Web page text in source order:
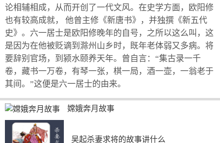
论相辅相成，从而开创了一代文风。在史学方面，欧阳修
也有较高成就， 他曾主修《新唐书》，并独撰《新五代
史》。六一居士是欧阳修晚年的自号，之所以这么叫，这
是因为在他被贬谪到滁州山乡时，既年老体弱又多病。将
要辞别官场，到颍水颐养天年。曾自言：“集古录一千
卷，藏书一万卷，有琴一张，棋一局，酒一壶，一翁老于
其间。”这便是六一居士的由来。
嫦娥奔月故事
吴起杀妻求将的故事讲什么